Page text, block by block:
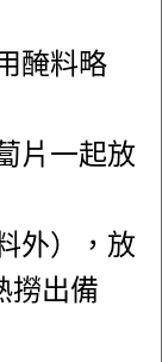
醃料略
片一起放
外），放
撈出備